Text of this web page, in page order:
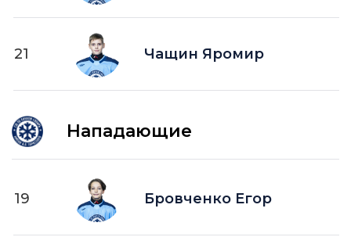
21 Чащин Яромир
Нападающие
19 Бровченко Егор